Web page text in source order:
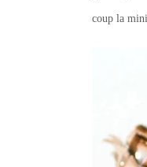
coup la